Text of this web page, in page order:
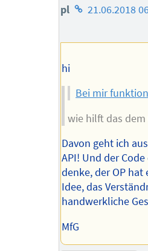
pl Homepage
Autors
21.06.2018
hi
Bei mir
wie hilft das dem
Davon geht ich
API! Und der
denke, der OP
Idee, das
handwerkliche
MfG